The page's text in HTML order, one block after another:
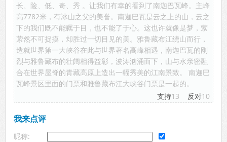
长、险、低、奇、秀 。让我们有幸的看到了南迦巴瓦峰。主峰
高7782米，有冰山之父的美誉。南迦巴瓦是云之上的山，云之
下的我们既不能瞩于目，也不能了于心。这也许就像是梦，萦
萦然不可捉摸，却胜过一切目见的美。雅鲁藏布江绕山而行，
造就世界第一大峡谷在此与世界著名高峰相遇，南迦巴瓦的刚
烈与雅鲁藏布的壮阔相得益彰，波涛汹涌而下，山与水亲密融
合在世界屋脊的青藏高原上造出一幅秀美的江南景致。 南迦巴
瓦峰景区里面的门票和雅鲁藏布江大峡谷门票是一起的。
支持13 反对10
我来点评
昵称: